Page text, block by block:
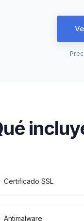
Certificado SSL
Antimalware